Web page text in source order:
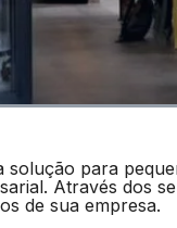
solução para
Através dos
de sua empresa.